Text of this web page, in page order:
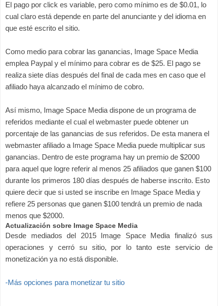
El pago por click es variable, pero como mínimo es de $0.01, lo
cual claro está depende en parte del anunciante y del idioma en
que esté escrito el sitio.
Como medio para cobrar las ganancias, Image Space Media
emplea Paypal y el mínimo para cobrar es de $25. El pago se
realiza siete días después del final de cada mes en caso que el
afiliado haya alcanzado el mínimo de cobro.
Así mismo, Image Space Media dispone de un programa de
referidos mediante el cual el webmaster puede obtener un
porcentaje de las ganancias de sus referidos. De esta manera el
webmaster afiliado a Image Space Media puede multiplicar sus
ganancias. Dentro de este programa hay un premio de $2000
para aquel que logre referir al menos 25 afiliados que ganen $100
durante los primeros 180 días después de haberse inscrito. Esto
quiere decir que si usted se inscribe en Image Space Media y
refiere 25 personas que ganen $100 tendrá un premio de nada
menos que $2000.
Actualización sobre Image Space Media
Desde mediados del 2015 Image Space Media finalizó sus
operaciones y cerró su sitio, por lo tanto este servicio de
monetización ya no está disponible.
-Más opciones para monetizar tu sitio